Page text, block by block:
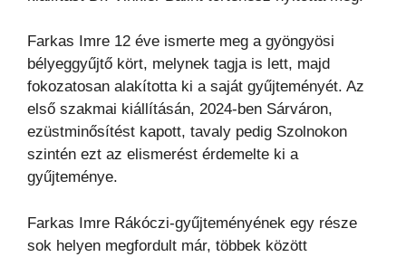
Farkas Imre 12 éve ismerte meg a gyöngyösi
bélyeggyűjtő kört, melynek tagja is lett, majd
fokozatosan alakította ki a saját gyűjteményét. Az
első szakmai kiállításán, 2024-ben Sárváron,
ezüstminősítést kapott, tavaly pedig Szolnokon
szintén ezt az elismerést érdemelte ki a
gyűjteménye.
Farkas Imre Rákóczi-gyűjteményének egy része
sok helyen megfordult már, többek között